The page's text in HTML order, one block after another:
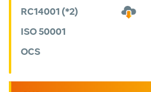
RC14001 (*2)
ISO 50001
OCS